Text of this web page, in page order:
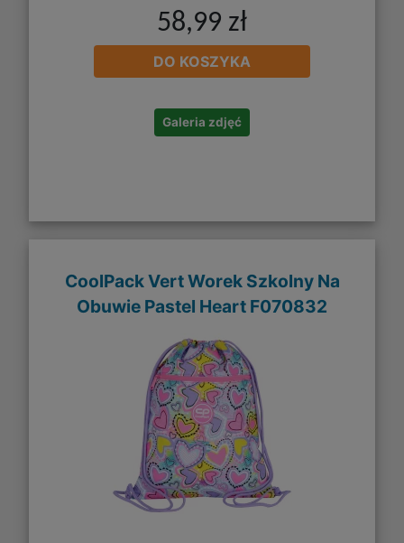
58,99 zł
DO KOSZYKA
Galeria zdjęć
CoolPack Vert Worek Szkolny Na
Obuwie Pastel Heart F070832